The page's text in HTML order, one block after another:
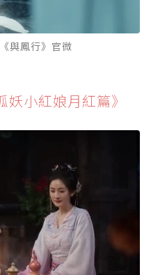
與鳳行》官微
小紅娘月紅篇》